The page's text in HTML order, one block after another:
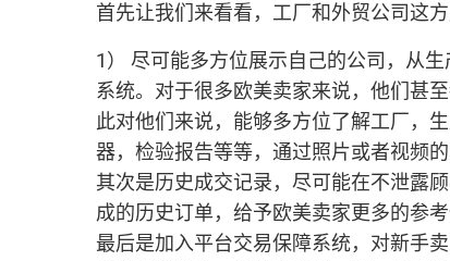
首先让我们来看看，工厂和外贸公司这
1） 尽可能多方位展示自己的公司，从
系统。对于很多欧美卖家来说，他们甚
此对他们来说，能够多方位了解工厂，
器，检验报告等等，通过照片或者视频
其次是历史成交记录，尽可能在不泄露
成的历史订单，给予欧美卖家更多的参
最后是加入平台交易保障系统，对新手